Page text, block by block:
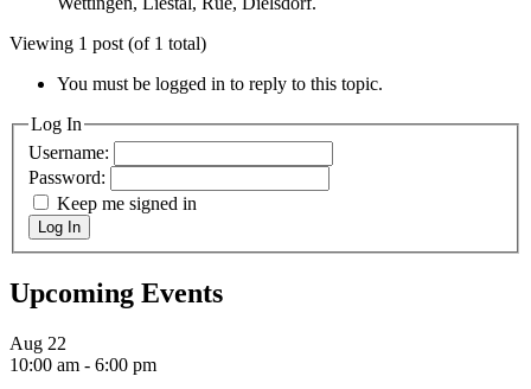
Viewing 1 post (of 1 total)
You must be logged in to reply to this topic.
Log In
Username:
Password:
Keep me signed in
Log In
Upcoming Events
Aug 22
10:00 am - 6:00 pm